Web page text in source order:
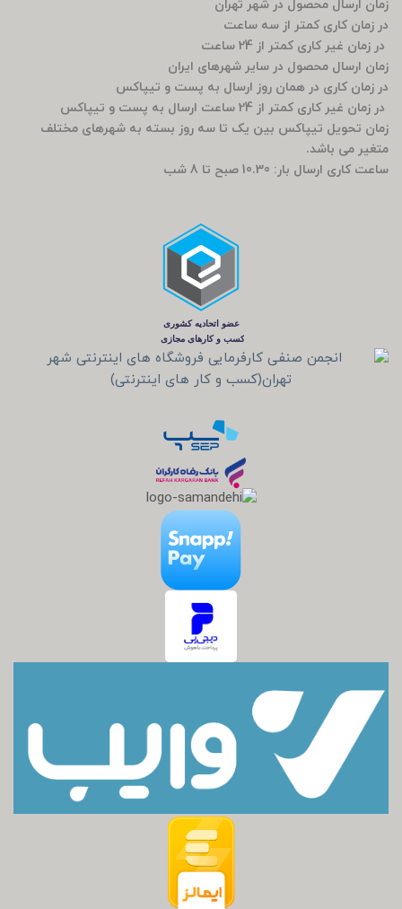
زمان ارسال محصول در شهر تهران
در زمان کاری کمتر از سه ساعت
در زمان غیر کاری کمتر از 24 ساعت
زمان ارسال محصول در سایر شهرهای ایران
در زمان کاری در همان روز ارسال به پست و تیپاکس
در زمان غیر کاری کمتر از 24 ساعت ارسال به پست و تیپاکس
زمان تحویل تیپاکس بین یک تا سه روز بسته به شهرهای مختلف
متغیر می باشد.
ساعت کاری ارسال بار: 10.30 صبح تا 8 شب